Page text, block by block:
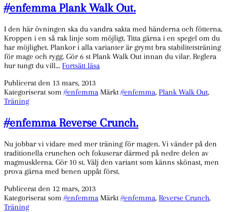
#enfemma Plank Walk Out.
I den här övningen ska du vandra sakta med händerna och fötterna.
Kroppen i en så rak linje som möjligt. Titta gärna i en spegel om du
har möjlighet. Plankor i alla varianter är grymt bra stabilitetsträning
för mage och rygg. Gör 6 st Plank Walk Out innan du vilar. Reglera
hur tungt du vill… Fortsätt läsa#enfemma
Out.
Publicerat den 13 mars, 2013
Kategoriserat som#enfemma Märkt#enfemma, Plank Walk Out,
Träning
#enfemma Reverse Crunch.
Nu jobbar vi vidare med mer träning för magen. Vi vänder på den
traditionella crunchen och fokuserar därmed på nedre delen av
magmusklerna. Gör 10 st. Välj den variant som känns skönast, men
prova gärna med benen uppåt först.
Publicerat den 12 mars, 2013
Kategoriserat som#enfemma Märkt#enfemma, Reverse Crunch,
Träning